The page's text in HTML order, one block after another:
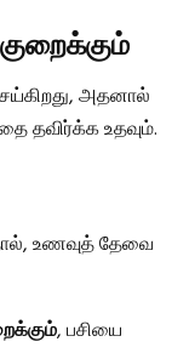
அதனால்
தவிர்க்க உதவும்.
உணவுத் தேவை
, பசியை